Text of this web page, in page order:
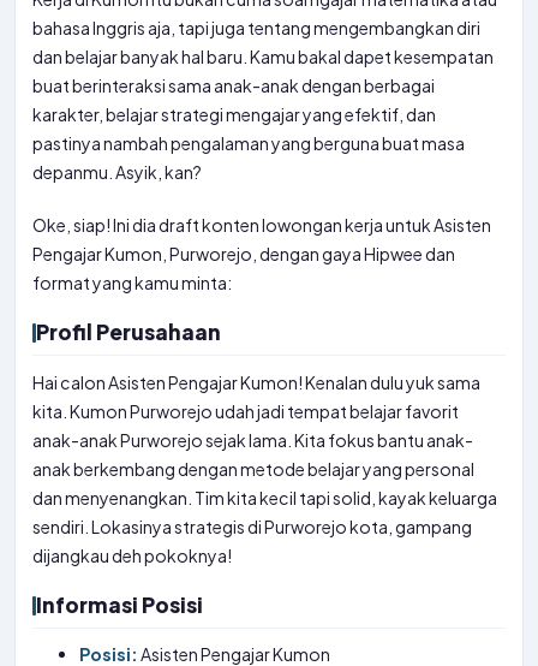
bahasa Inggris aja, tapi juga tentang mengembangkan diri
dan belajar banyak hal baru. Kamu bakal dapet kesempatan
buat berinteraksi sama anak-anak dengan berbagai
karakter, belajar strategi mengajar yang efektif, dan
pastinya nambah pengalaman yang berguna buat masa
depanmu. Asyik, kan?
Oke, siap! Ini dia draft konten lowongan kerja untuk Asisten
Pengajar Kumon, Purworejo, dengan gaya Hipwee dan
format yang kamu minta:
Profil Perusahaan
Hai calon Asisten Pengajar Kumon! Kenalan dulu yuk sama
kita. Kumon Purworejo udah jadi tempat belajar favorit
anak-anak Purworejo sejak lama. Kita fokus bantu anak-
anak berkembang dengan metode belajar yang personal
dan menyenangkan. Tim kita kecil tapi solid, kayak keluarga
sendiri. Lokasinya strategis di Purworejo kota, gampang
dijangkau deh pokoknya!
Informasi Posisi
Posisi: Asisten Pengajar Kumon